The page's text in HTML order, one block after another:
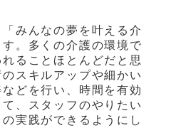
みんなの夢を叶える介
。多くの介護の環境で
ることほとんどだと思
スキルアップや細かい
どを行い、時間を有効
、スタッフのやりたい
実践ができるようにし